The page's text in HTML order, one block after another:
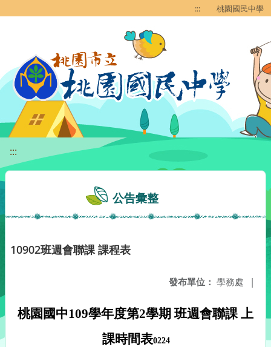
::: 桃園國民中學
:::
公告彙整
10902班週會聯課 課程表
發布單位： 學務處 |
桃園國中109學年度第2學期 班週會聯課 上
課時間表0224